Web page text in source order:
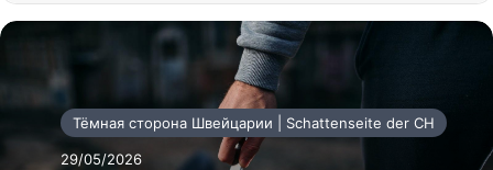
Тёмная сторона Швейцарии | Schattenseite der CH
29/05/2026